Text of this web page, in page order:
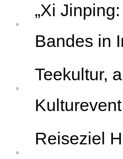
„Xi
Bandes in
Teekultur,
Reiseziel